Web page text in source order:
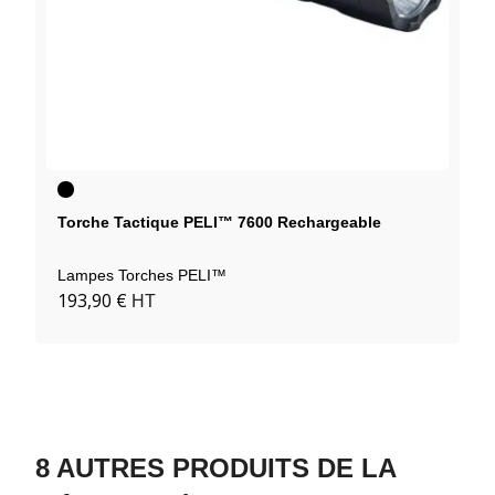
Noir
Torche Tactique PELI™ 7600 Rechargeable
Lampes Torches PELI™
193,90 € HT
8 AUTRES PRODUITS DE LA